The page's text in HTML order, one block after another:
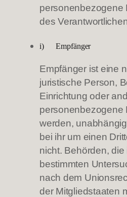
personenbezogene
des
i) Empfänger
Empfänger ist eine
juristische Person,
Einrichtung oder
personenbezogene
werden,
bei ihr um einen
nicht. Behörden,
bestimmten
nach dem
der Mitgliedstaaten